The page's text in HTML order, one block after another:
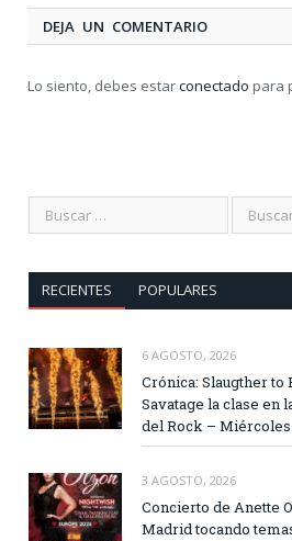
DEJA UN COMENTARIO
Lo siento, debes estarconectado para
RECIENTES POPULARES
6 AGOSTO, 2026
Crónica: Slaugther to
Savatage la clase en
del Rock –
3 AGOSTO, 2026
Concierto de Anette
Madrid tocando